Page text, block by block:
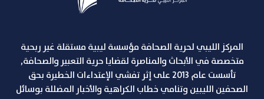
المركز الليبي لحرية الصحافة مؤسسة ليبية مستقلة غير ربحية
متخصصة في الأبحاث والمناصرة لقضايا حرية التعبير والصحافة,
تأسست عام 2013 على إثر تفشي الإعتداءات الخطيرة بحق
الصحفين الليبين وتنامي خطاب الكراهية والأخبار المضللة بوسائل